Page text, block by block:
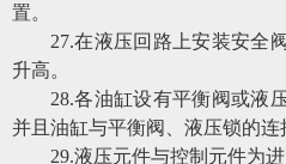
置。
27.在液压回路上安装安全
升高。
28.各油缸设有平衡阀或液
并且油缸与平衡阀、液压锁的连
29.液压元件与控制元件为